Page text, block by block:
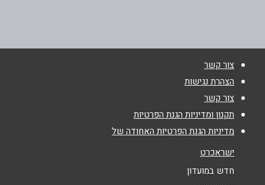
נושא*
אנא חזרו אלי בקשר ל...
ראשון לציון
רוזנסקי מרדכי 12
0508246247a
צור קשר
הצהרת נגישות
צור קשר
תקנון ומדיניות הגנת הפרטיות
מדיניות הגנת הפרטיות האחודה של
ישראכרט
חדש במועדון